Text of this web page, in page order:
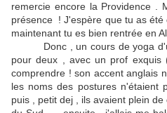
remercie encore la Providence .
présence ! J'espère que tu as
maintenant tu es bien rentrée en
Donc , un cours de yoga
pour deux , avec un prof exquis
comprendre ! son accent anglais
les noms des postures n'étaient
puis , petit dej , ils avaient plein